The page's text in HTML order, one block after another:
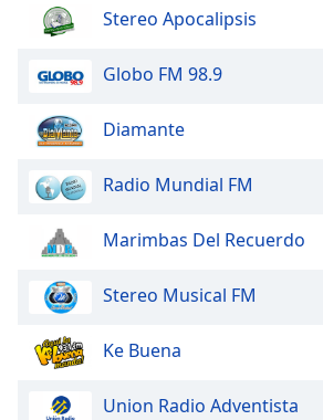
dialog
Escape
cancel
close
window.
Color
Opacity
Stereo Apocalipsis
Globo FM 98.9
Diamante
Radio Mundial FM
Marimbas Del Recuerdo
Stereo Musical FM
Ke Buena
Union Radio Adventista